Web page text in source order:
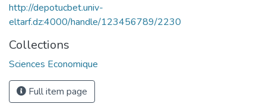
http://depotucbet.univ-
eltarf.dz:4000/handle/123456789/2230
Collections
Sciences Economique
Full item page